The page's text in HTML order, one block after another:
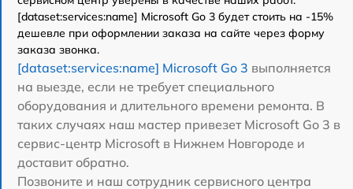
[dataset:services:name] Microsoft Go 3 будет стоить на -15%
дешевле при оформлении заказа на сайте через форму
заказа звонка.
[dataset:services:name] Microsoft Go 3 выполняется
на выезде, если не требует специального
оборудования и длительного времени ремонта. В
таких случаях наш мастер привезет Microsoft Go 3 в
сервис-центр Microsoft в Нижнем Новгороде и
доставит обратно.
Позвоните и наш сотрудник сервисного центра